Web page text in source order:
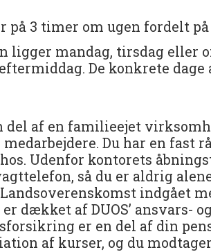
på 3 timer om ugen fordelt på
ligger mandag, tirsdag eller
De konkrete dage
del af en familieejet
medarbejdere. Du har en fast
Udenfor kontorets
så du er aldrig
indgået
er dækket af DUOS’ ansvars-
er en del af din
af kurser, og du